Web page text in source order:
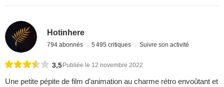
Hotinhere
794 abonnés 5 495 critiques Suivre son activité
3,5 Publiée le 12 novembre 2022
Une petite pépite de film d’animation au charme rétro envoûtant et